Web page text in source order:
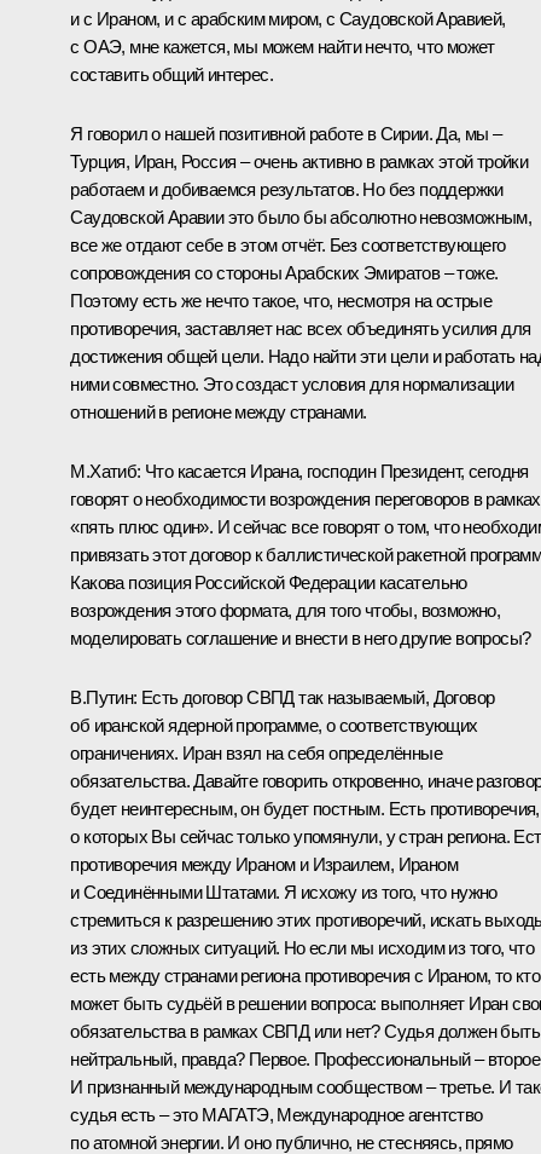
и с Ираном, и с арабским миром, с Саудовской Аравией,
с ОАЭ, мне кажется, мы можем найти нечто, что может
составить общий интерес.
Я говорил о нашей позитивной работе в Сирии. Да, мы –
Турция, Иран, Россия – очень активно в рамках этой тройки
работаем и добиваемся результатов. Но без поддержки
Саудовской Аравии это было бы абсолютно невозможным,
все же отдают себе в этом отчёт. Без соответствующего
сопровождения со стороны Арабских Эмиратов – тоже.
Поэтому есть же нечто такое, что, несмотря на острые
противоречия, заставляет нас всех объединять усилия для
достижения общей цели. Надо найти эти цели и работать
ними совместно. Это создаст условия для нормализации
отношений в регионе между странами.
М.Хатиб: Что касается Ирана, господин Президент, сегодня
говорят о необходимости возрождения переговоров в рамках
«пять плюс один». И сейчас все говорят о том, что
привязать этот договор к баллистической ракетной
Какова позиция Российской Федерации касательно
возрождения этого формата, для того чтобы, возможно,
моделировать соглашение и внести в него другие вопросы?
В.Путин: Есть договор СВПД так называемый, Договор
об иранской ядерной программе, о соответствующих
ограничениях. Иран взял на себя определённые
обязательства. Давайте говорить откровенно, иначе
будет неинтересным, он будет постным. Есть противоречия,
о которых Вы сейчас только упомянули, у стран региона.
противоречия между Ираном и Израилем, Ираном
и Соединёнными Штатами. Я исхожу из того, что нужно
стремиться к разрешению этих противоречий, искать
из этих сложных ситуаций. Но если мы исходим из того, что
есть между странами региона противоречия с Ираном, то кто
может быть судьёй в решении вопроса: выполняет Иран
обязательства в рамках СВПД или нет? Судья должен быть
нейтральный, правда? Первое. Профессиональный –
И признанный международным сообществом – третье. И
судья есть – это МАГАТЭ, Международное агентство
по атомной энергии. И оно публично, не стесняясь, прямо